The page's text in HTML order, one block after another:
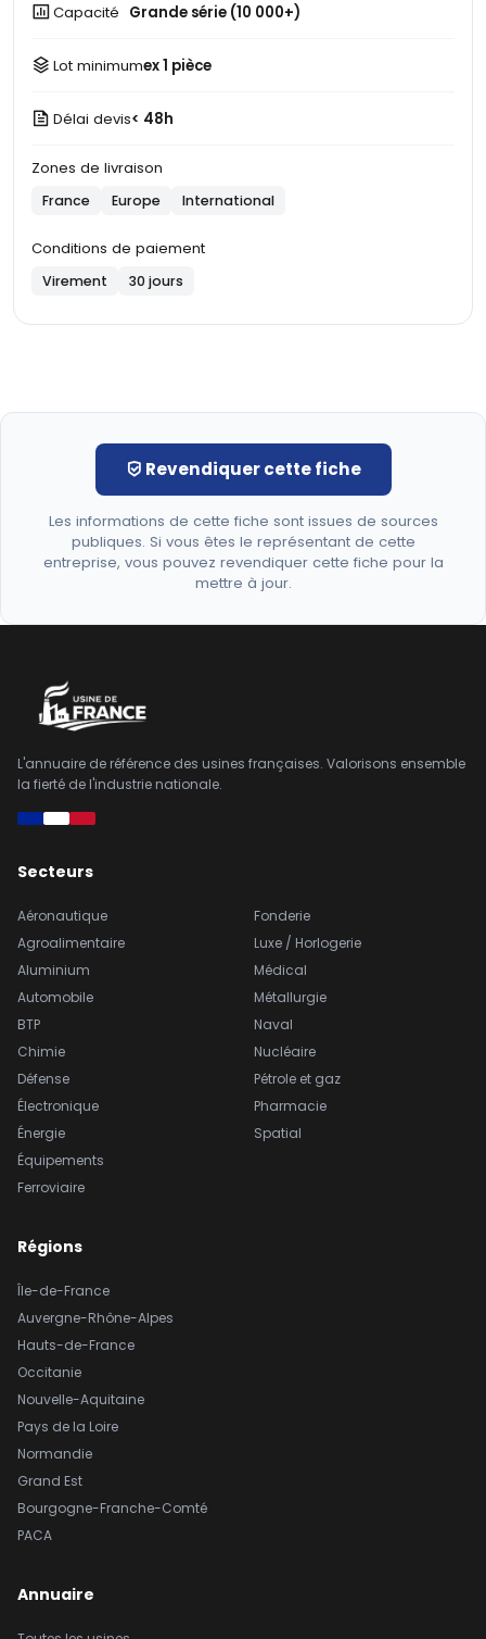
Capacité Grande série (10 000+)
Lot minimumex 1 pièce
Délai devis< 48h
Zones de livraison
France Europe International
Conditions de paiement
Virement 30 jours
Revendiquer cette fiche
Les informations de cette fiche sont issues de sources
publiques. Si vous êtes le représentant de cette
entreprise, vous pouvez revendiquer cette fiche pour la
mettre à jour.
L'annuaire de référence des usines françaises. Valorisons ensemble
la fierté de l'industrie nationale.
Secteurs
Aéronautique
Agroalimentaire
Aluminium
Automobile
BTP
Chimie
Défense
Électronique
Énergie
Équipements
Ferroviaire
Fonderie
Luxe / Horlogerie
Médical
Métallurgie
Naval
Nucléaire
Pétrole et gaz
Pharmacie
Spatial
Régions
Île-de-France
Auvergne-Rhône-Alpes
Hauts-de-France
Occitanie
Nouvelle-Aquitaine
Pays de la Loire
Normandie
Grand Est
Bourgogne-Franche-Comté
PACA
Annuaire